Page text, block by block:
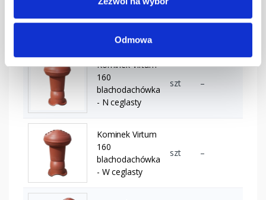
Odmowa
160
blachodachówka
Kominek Virtum
160
blachodachówka
- N ceglasty
szt –
Kominek Virtum
160
blachodachówka
- W ceglasty
szt –